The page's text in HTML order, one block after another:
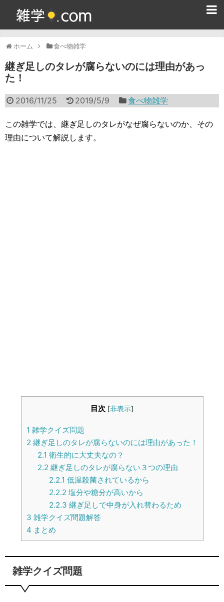
ホーム 食べ物雑学
継ぎ足しのタレが腐らないのには理由があっ
た！
2016/11/25 2019/5/9 食べ物雑学
この雑学では、継ぎ足しのタレがなぜ腐らないのか、その
理由について解説します。
目次 [非表示]
1 雑学クイズ問題
2 継ぎ足しのタレが腐らないのには理由があった！
2.1 衛生的に大丈夫なの？
2.2 継ぎ足しのタレが腐らない３つの理由
2.2.1 低温殺菌されているから
2.2.2 塩分や糖分が高いから
2.2.3 継ぎ足しで中身が入れ替わるため
3 雑学クイズ問題解答
4 まとめ
雑学クイズ問題
365日雑学カレンダー
面白い雑学
ためになる雑学